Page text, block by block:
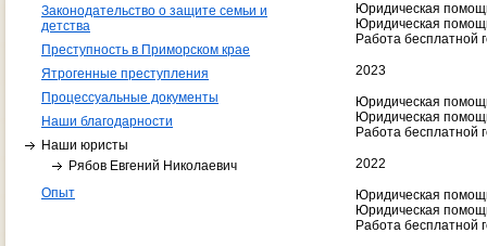
Законодательство о защите семьи и
детства
Преступность в Приморском крае
Ятрогенные преступления
Процессуальные документы
Наши благодарности
Наши юристы
Рябов Евгений Николаевич
Опыт
Юридическая
Юридическая
Работа бесплатной
2023
Юридическая
Юридическая
Работа бесплатной
2022
Юридическая
Юридическая
Работа бесплатной